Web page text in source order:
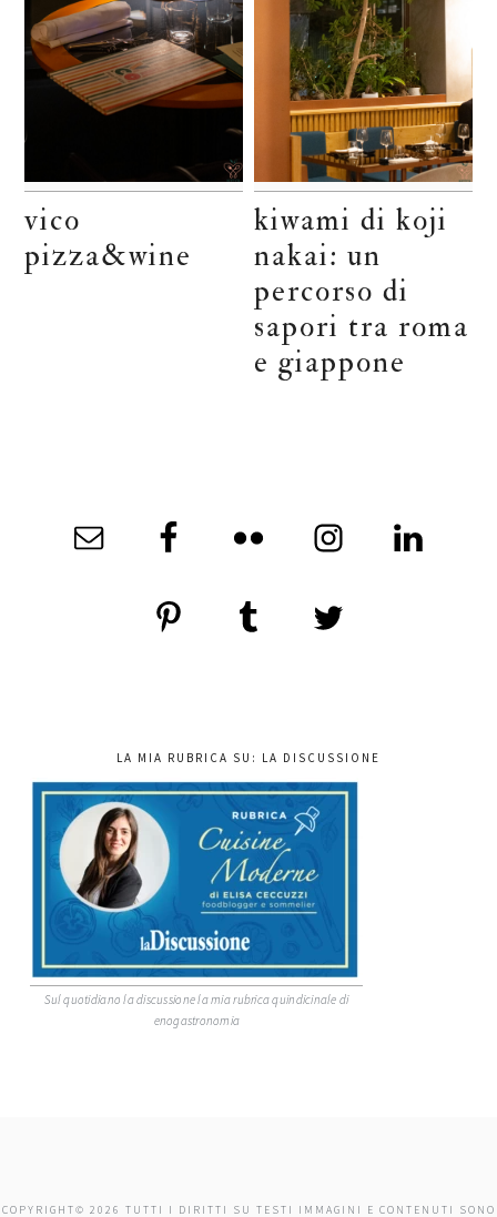
vico
pizza&wine
kiwami di koji
nakai: un
percorso di
sapori tra roma
e giappone
LA MIA RUBRICA SU: LA DISCUSSIONE
Sul quotidiano la discussione la mia rubrica quindicinale di
enogastronomia
COPYRIGHT© 2026 TUTTI I DIRITTI SU TESTI IMMAGINI E CONTENUTI SONO